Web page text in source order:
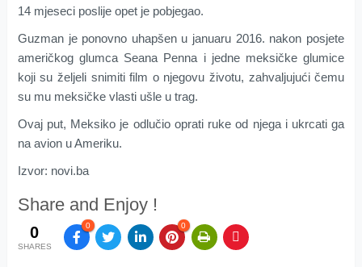
14 mjeseci poslije opet je pobjegao.
Guzman je ponovno uhapšen u januaru 2016. nakon posjete
američkog glumca Seana Penna i jedne meksičke glumice
koji su željeli snimiti film o njegovu životu, zahvaljujući čemu
su mu meksičke vlasti ušle u trag.
Ovaj put, Meksiko je odlučio oprati ruke od njega i ukrcati ga
na avion u Ameriku.
Izvor: novi.ba
Share and Enjoy !
0
SHARES
0 0